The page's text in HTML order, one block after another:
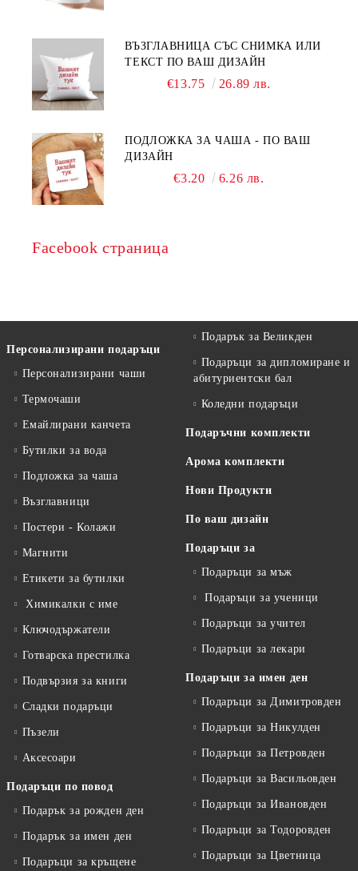
ВЪЗГЛАВНИЦА СЪС СНИМКА ИЛИ
ТЕКСТ ПО ВАШ ДИЗАЙН
€13.75 26.89 лв.
ПОДЛОЖКА ЗА ЧАША - ПО ВАШ
ДИЗАЙН
€3.20 6.26 лв.
Facebook страница
Персонализирани подаръци
Персонализирани чаши
Термочаши
Емайлирани канчета
Бутилки за вода
Подложка за чаша
Възглавници
Постери - Колажи
Магнити
Етикети за бутилки
Химикалки с име
Ключодържатели
Готварска престилка
Подвързия за книги
Сладки подаръци
Пъзели
Аксесоари
Подаръци по повод
Подарък за рожден ден
Подарък за имен ден
Подаръци за кръщене
Подарък за Великден
Подаръци за дипломиране и
абитуриентски бал
Коледни подаръци
Подаръчни комплекти
Арома комплекти
Нови Продукти
По ваш дизайн
Подаръци за
Подаръци за мъж
Подаръци за ученици
Подаръци за учител
Подаръци за лекари
Подаръци за имен ден
Подаръци за Димитровден
Подаръци за Никулден
Подаръци за Петровден
Подаръци за Васильовден
Подаръци за Ивановден
Подаръци за Тодоровден
Подаръци за Цветница